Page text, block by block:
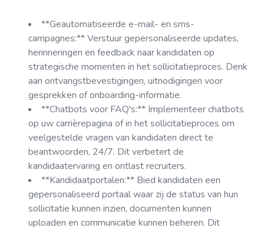
**Geautomatiseerde e-mail- en sms-
campagnes:** Verstuur gepersonaliseerde updates,
herinneringen en feedback naar kandidaten op
strategische momenten in het sollicitatieproces. Denk
aan ontvangstbevestigingen, uitnodigingen voor
gesprekken of onboarding-informatie.
**Chatbots voor FAQ's:** Implementeer chatbots
op uw carrièrepagina of in het sollicitatieproces om
veelgestelde vragen van kandidaten direct te
beantwoorden, 24/7. Dit verbetert de
kandidaatervaring en ontlast recruiters.
**Kandidaatportalen:** Bied kandidaten een
gepersonaliseerd portaal waar zij de status van hun
sollicitatie kunnen inzien, documenten kunnen
uploaden en communicatie kunnen beheren. Dit